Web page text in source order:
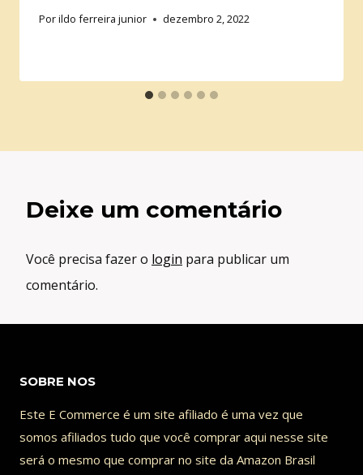
Porildo ferreira junior dezembro 2, 2022
Deixe um comentário
Você precisa fazer o login para publicar um
comentário.
SOBRE NOS
Este E Commerce é um site afiliado é uma vez que
somos afiliados tudo que você comprar aqui nesse site
será o mesmo que comprar no site da Amazon Brasil